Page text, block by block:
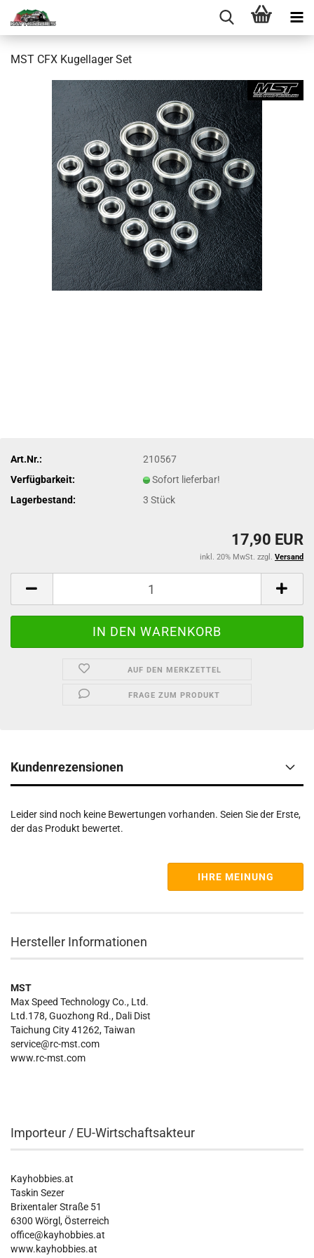
MST CFX Kugellager Set
Art.Nr.:
210567
Verfügbarkeit:
Sofort lieferbar!
Lagerbestand:
3Stück
17,90 EUR
inkl. 20% MwSt. zzgl. Versand
AUF DEN MERKZETTEL
FRAGE ZUM PRODUKT
Kundenrezensionen
Leider sind noch keine Bewertungen vorhanden. Seien Sie der Erste,
der das Produkt bewertet.
IHRE MEINUNG
Hersteller Informationen
MST
Max Speed Technology Co., Ltd.
Ltd.178, Guozhong Rd., Dali Dist
Taichung City 41262, Taiwan
service@rc-mst.com
www.rc-mst.com
Importeur / EU-Wirtschaftsakteur
Kayhobbies.at
Taskin Sezer
Brixentaler Straße 51
6300 Wörgl, Österreich
office@kayhobbies.at
www.kayhobbies.at